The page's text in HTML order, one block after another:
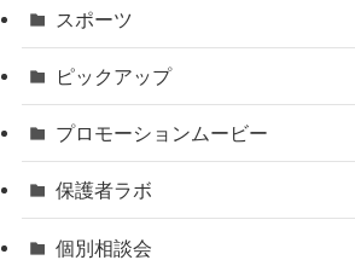
スポーツ
ピックアップ
プロモーションムービー
保護者ラボ
個別相談会